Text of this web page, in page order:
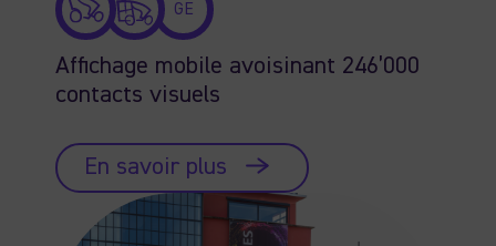
GE
Affichage mobile avoisinant 246’000
contacts visuels
En savoir plus